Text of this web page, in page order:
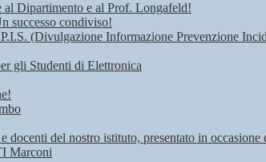
Dipartimento e al Prof. Longafeld!
successo condiviso!
(Divulgazione Informazione Prevenzione
gli Studenti di Elettronica
del nostro istituto, presentato in
Marconi